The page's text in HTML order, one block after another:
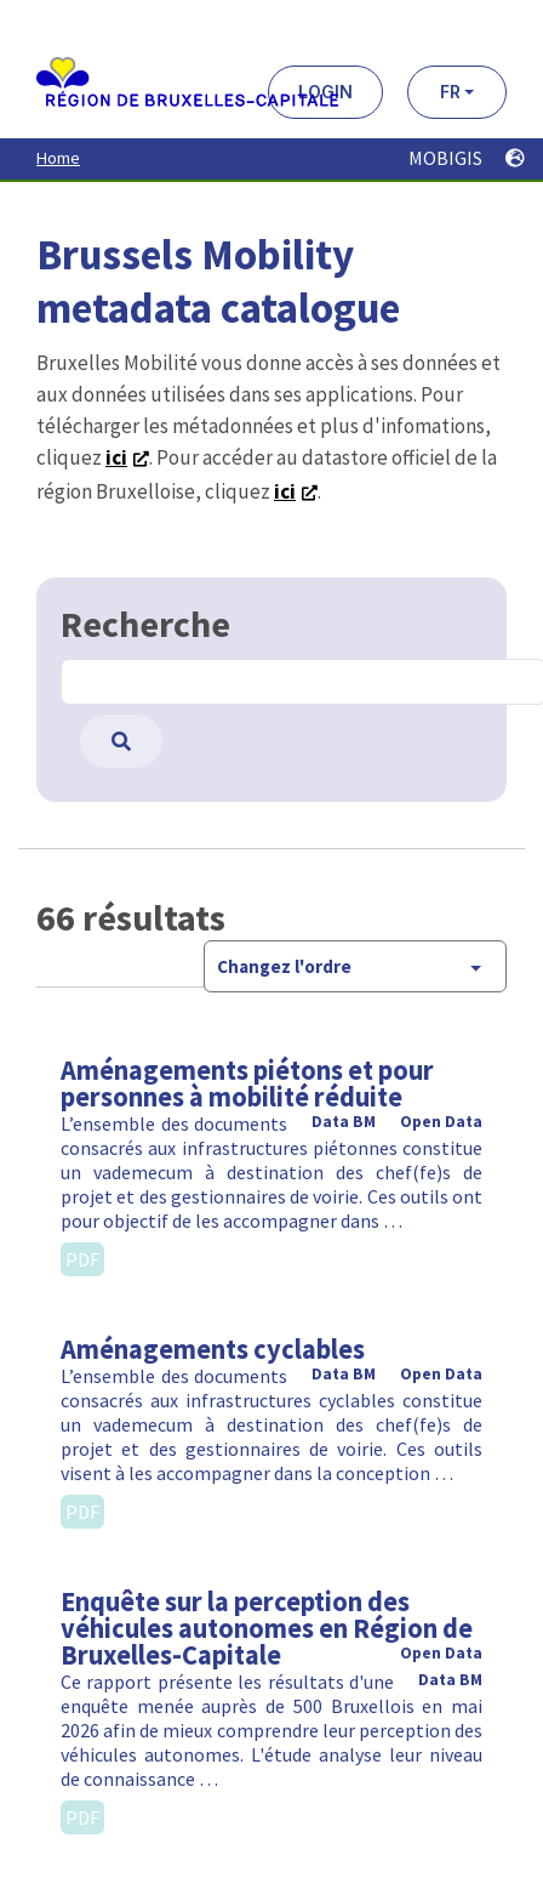
contenu
principal
LOGIN FR
Home MOBIGIS
Brussels Mobility
metadata catalogue
Bruxelles Mobilité vous donne accès à ses données et
aux données utilisées dans ses applications. Pour
télécharger les métadonnées et plus d'infomations,
cliquez ici
. Pour accéder au datastore officiel de la
région Bruxelloise, cliquez ici .
Recherche
66 résultats
Changez l'ordre
Aménagements piétons et pour
personnes à mobilité réduite
Open Data
Data BM
L’ensemble des documents
consacrés aux infrastructures piétonnes constitue
un vademecum à destination des chef(fe)s de
projet et des gestionnaires de voirie. Ces outils ont
pour objectif de les accompagner dans …
PDF
Aménagements cyclables
Open Data
Data BM
L’ensemble des documents
consacrés aux infrastructures cyclables constitue
un vademecum à destination des chef(fe)s de
projet et des gestionnaires de voirie. Ces outils
visent à les accompagner dans la conception …
PDF
Enquête sur la perception des
véhicules autonomes en Région de
Bruxelles-Capitale
Open Data
Data BM
Ce rapport présente les résultats d'une
enquête menée auprès de 500 Bruxellois en mai
2026 afin de mieux comprendre leur perception des
véhicules autonomes. L'étude analyse leur niveau
de connaissance …
PDF